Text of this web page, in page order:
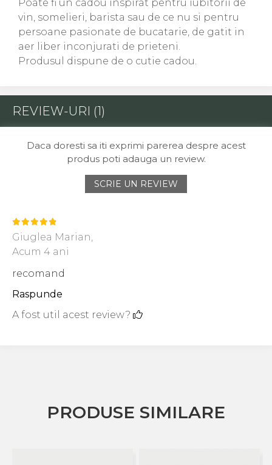
Poate fi un cadou inspirat pentru iubitorii de
vin, somelieri, barista sau de ce nu si pentru
persoane pasionate de bucatarie, de gatit in
aer liber inconjurati de prieteni.
Produsul dispune de o cutie cadou.
REVIEW-URI (1)
Daca doresti sa iti exprimi parerea despre acest
produs poti adauga un review.
SCRIE UN REVIEW
Giuglea Marian,
Acum 4 ani
recomand
Raspunde
A fost util acest review?
PRODUSE SIMILARE